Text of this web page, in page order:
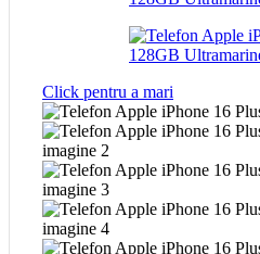
Click pentru a mari